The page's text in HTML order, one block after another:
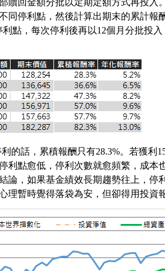
同停利點，然後計算出期末的累計報
利點，每次停利後再以12個月分批投
的話，累積報酬只有28.3%。若獲利
利點愈低，停利次數就愈頻繁，成本
論，如果基金績效長期趨勢往上，停
理暫時覺得落袋為安，但卻得用投資